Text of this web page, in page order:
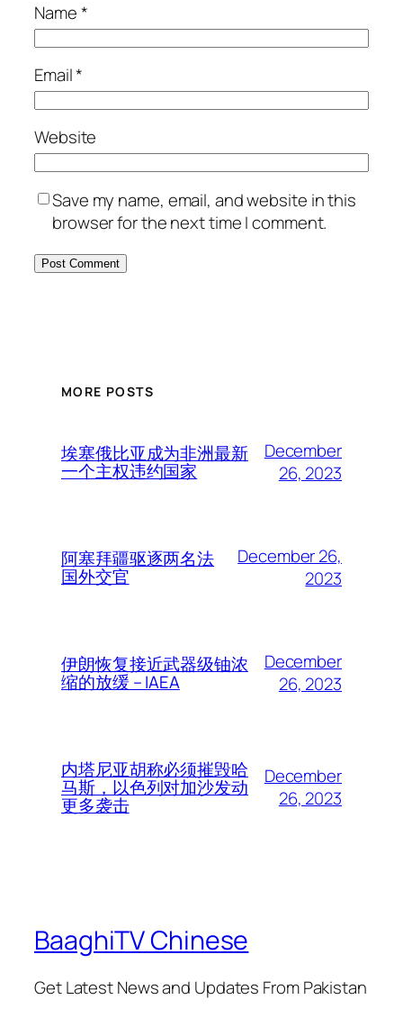
Name*
Email*
Website
Save my name, email, and website in this
browser for the next time I comment.
MORE POSTS
埃塞俄比亚成为非洲最新
一个主权违约国家
December
26, 2023
阿塞拜疆驱逐两名法
国外交官
December 26,
2023
伊朗恢复接近武器级铀浓
缩的放缓 – IAEA
December
26, 2023
内塔尼亚胡称必须摧毁哈
马斯，以色列对加沙发动
更多袭击
December
26, 2023
BaaghiTV Chinese
Get Latest News and Updates From Pakistan